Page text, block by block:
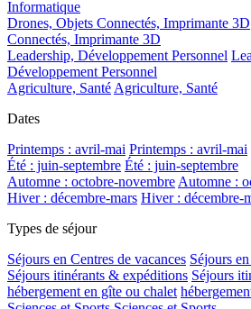
Informatique
Drones, Objets Connectés, Imprimante 3D
Connectés, Imprimante 3D
Leadership, Développement Personnel
Développement Personnel
Agriculture, Santé Agriculture, Santé
Dates
Printemps : avril-mai Printemps : avril-mai
Été : juin-septembre Été : juin-septembre
Automne : octobre-novembre Automne :
Hiver : décembre-mars Hiver : décembre-
Types de séjour
Séjours en Centres de vacances Séjours
Séjours itinérants & expéditions Séjours
hébergement en gîte ou chalet